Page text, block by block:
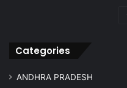
Categories
ANDHRA PRADESH